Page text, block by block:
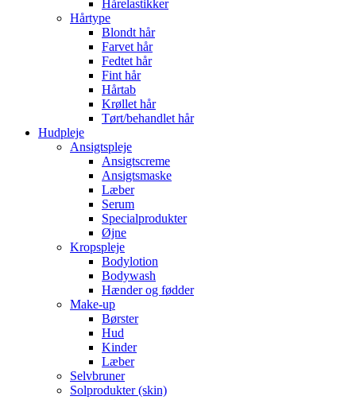
Hårelastikker
Hårtype
Blondt hår
Farvet hår
Fedtet hår
Fint hår
Hårtab
Krøllet hår
Tørt/behandlet hår
Hudpleje
Ansigtspleje
Ansigtscreme
Ansigtsmaske
Læber
Serum
Specialprodukter
Øjne
Kropspleje
Bodylotion
Bodywash
Hænder og fødder
Make-up
Børster
Hud
Kinder
Læber
Selvbruner
Solprodukter (skin)